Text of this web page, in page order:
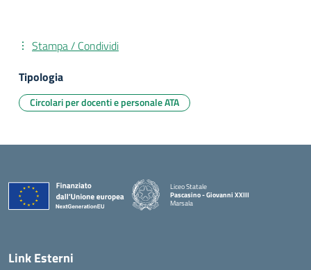
Stampa / Condividi
Tipologia
Circolari per docenti e personale ATA
Liceo Statale
Pascasino - Giovanni XXIII
Marsala
Link Esterni